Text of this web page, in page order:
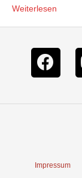
Weiterlesen
Impressum